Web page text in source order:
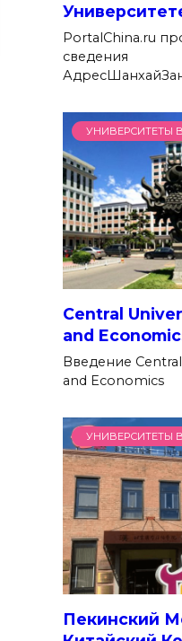
PortalChina.ru
сведения
УНИВЕРСИТЕТЫ
Central
and
Введение
and Economics
УНИВЕРСИТЕТЫ
Пекинский